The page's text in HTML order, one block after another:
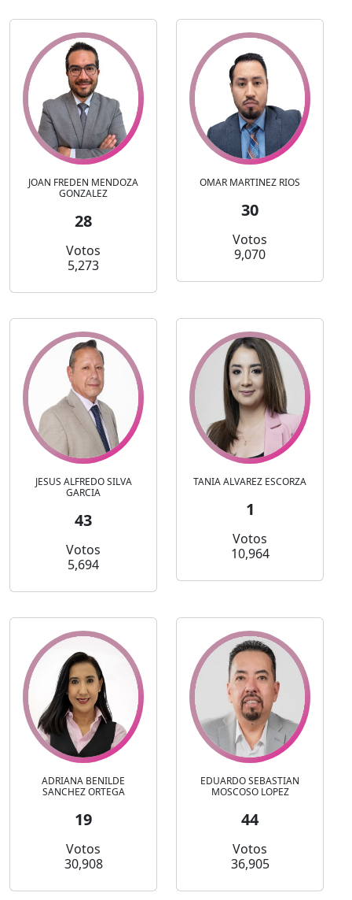
JOAN FREDEN MENDOZA
GONZALEZ
28
Votos
5,273
OMAR MARTINEZ RIOS
30
Votos
9,070
JESUS ALFREDO SILVA
GARCIA
43
Votos
5,694
TANIA ALVAREZ ESCORZA
1
Votos
10,964
ADRIANA BENILDE
SANCHEZ ORTEGA
19
Votos
30,908
EDUARDO SEBASTIAN
MOSCOSO LOPEZ
44
Votos
36,905